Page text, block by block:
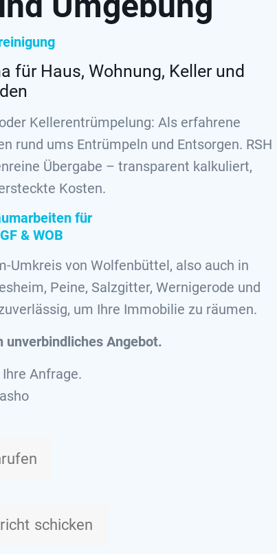
für Haus, Wohnung, Keller und
Kellerentrümpelung: Als erfahrene
rund ums Entrümpeln und Entsorgen. RSH
Übergabe – transparent kalkuliert,
Kosten.
für
& WOB
Umkreis von Wolfenbüttel, also auch in
Peine, Salzgitter, Wernigerode und
um Ihre Immobilie zu räumen.
unverbindliches Angebot.
Anfrage.
schicken